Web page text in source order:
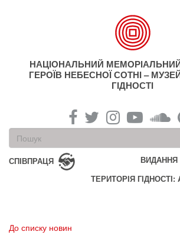
НАЦІОНАЛЬНИЙ
ГЕРОЇВ НЕБЕСНОЇ СОТНІ –
ГІДНОСТІ
Пошукова
форма
Пошук
СПІВПРАЦЯ
ВИДАННЯ
ТЕРИТОРІЯ ГІДНОСТІ:
До списку новин